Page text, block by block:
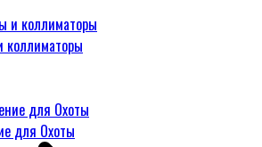
коллиматоры
для Охоты